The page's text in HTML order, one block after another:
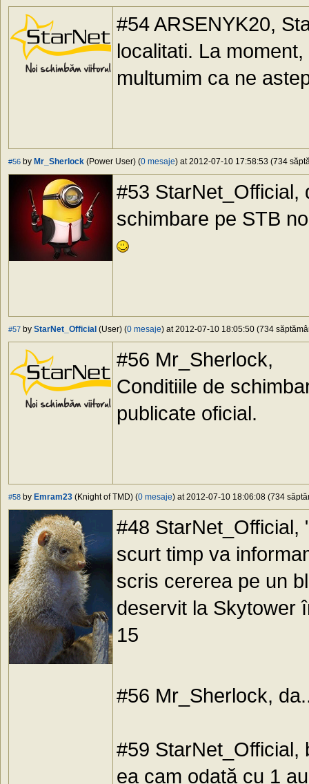
#54 ARSENYK20,
localitati. La
multumim ca ne
#56 by Mr_Sherlock (Power User) (0 mesaje) at 2012-07-10 17:58:53 (734
#53 StarNet_Official,
schimbare pe STB
#57 by StarNet_Official (User) (0 mesaje) at 2012-07-10 18:05:50 (734
#56 Mr_Sherlock,
Conditiile de
publicate oficial.
#58 by Emram23 (Knight of TMD) (0 mesaje) at 2012-07-10 18:06:08 (734
#48 StarNet_Official,
scurt timp va
scris cererea pe un
deservit la Skytower
15
#56 Mr_Sherlock,
#59 StarNet_Official,
ea cam odată cu 1